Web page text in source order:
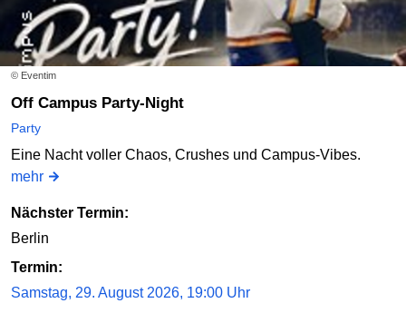
© Eventim
Off Campus Party-Night
Party
Eine Nacht voller Chaos, Crushes und Campus-Vibes.
mehr
Nächster Termin:
Berlin
Termin:
Samstag, 29. August 2026, 19:00 Uhr